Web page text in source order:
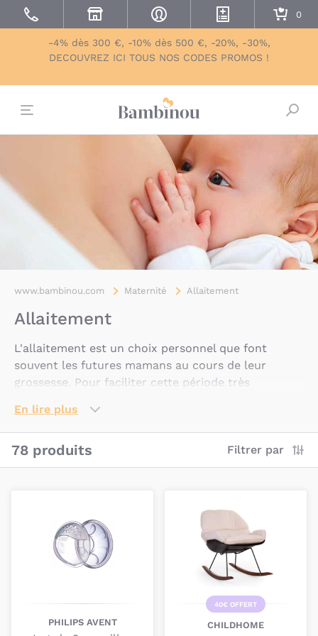
-4% dès 300 €, -10% dès 500 €, -20%, -30%,
DECOUVREZ ICI TOUS NOS CODES PROMOS !
www.bambinou.com Maternité Allaitement
Allaitement
L'allaitement est un choix personnel que font
souvent les futures mamans au cours de leur
grossesse. Pour faciliter cette période très
notre sélection de produits pensés autour de
l'allaitement.
Quels soutien-gorges porter pendant
Allaiter son bébé n'est pas toujours facile, surtout
quand on est à l'extérieur. Pour faciliter ce précieux
moment entre une mère et son bébé, Carriwell a
conçu des soutien-gorges d'allaitement qui se
rabattent vers le bas pour que bébé puisse accéder
facilement au mamelon de sa maman et se nourrir
En lire plus
78 produits Filtrer par
PHILIPS AVENT
40€ OFFERT
CHILDHOME